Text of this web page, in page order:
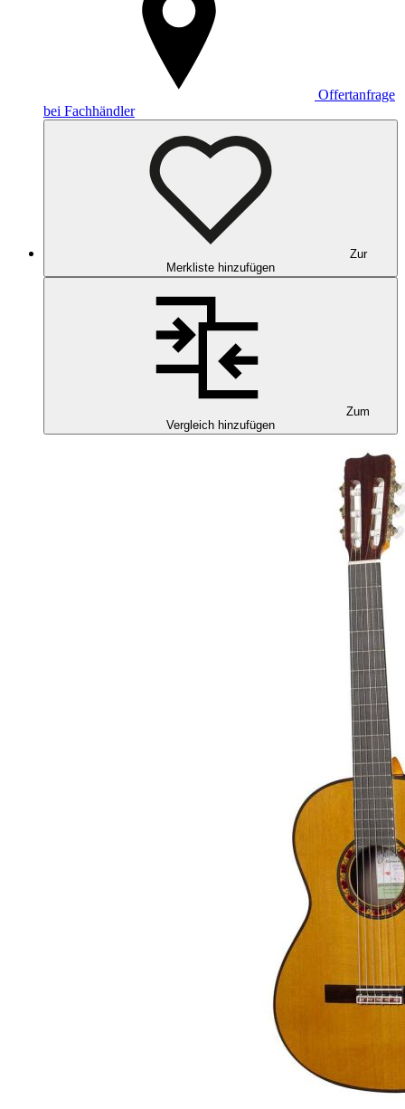
Offertanfrage
bei Fachhändler
Zur
Merkliste hinzufügen
Zum
Vergleich hinzufügen